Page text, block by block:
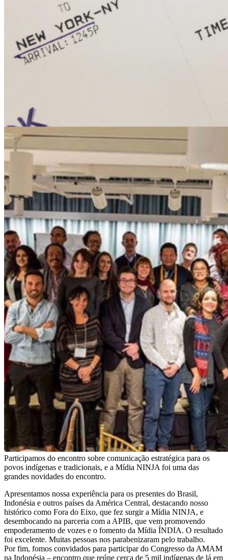
Participamos do encontro sobre comunicação estratégica para os
povos indígenas e tradicionais, e a Mídia NINJA foi uma das
grandes novidades do encontro.
Apresentamos nossa experiência para os presentes do Brasil,
Indonésia e outros países da América Central, destacando nosso
histórico como Fora do Eixo, que fez surgir a Mídia NINJA, e
desembocando na parceria com a APIB, que vem promovendo
empoderamento de vozes e o fomento da Mídia ÍNDIA. O resultado
foi excelente. Muitas pessoas nos parabenizaram pelo trabalho.
Por fim, fomos convidados para participar do Congresso da AMAM
na Indonésia – encontro que reúne cerca de 5 mil indígenas de lá em